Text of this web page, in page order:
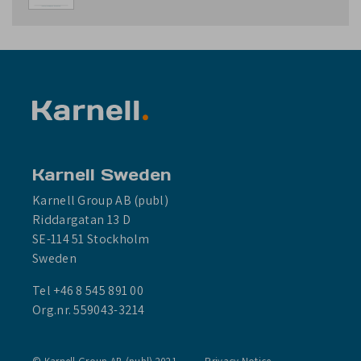
Karnell Sweden
Karnell Group AB (publ)
Riddargatan 13 D
SE-114 51 Stockholm
Sweden
Tel +46 8 545 891 00
Org.nr. 559043-3214